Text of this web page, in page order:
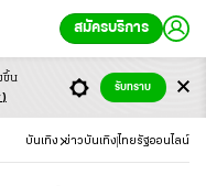
สมัครบริการ
บันเทิง ข่าวบันเทิง ไทยรัฐออนไลน์
ขึ้น
รับทราบ